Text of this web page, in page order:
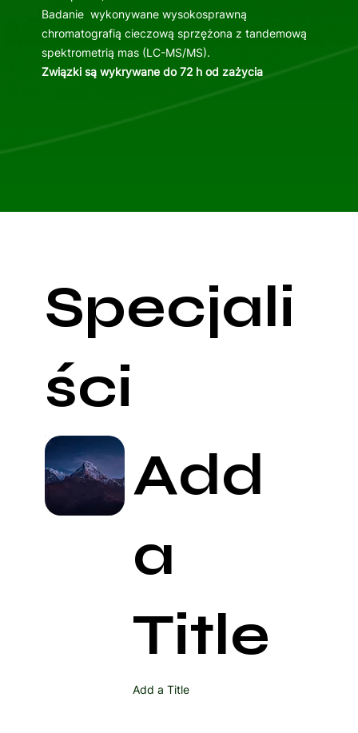
Badanie wykonywane wysokosprawną
chromatografią cieczową sprzężona z tandemową
spektrometrią mas (LC-MS/MS).
Związki są wykrywane do 72 h od zażycia
Specjali
ści
Add
a
Title
Add a Title